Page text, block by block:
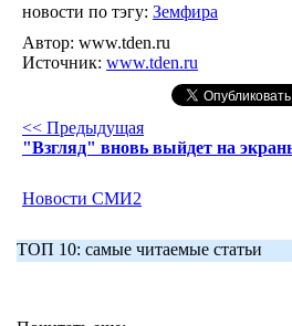
новости по тэгу: Земфира
Автор: www.tden.ru
Источник: www.tden.ru
<< Предыдущая
"Взгляд" вновь выйдет на
Новости СМИ2
ТОП 10: самые читаемые статьи